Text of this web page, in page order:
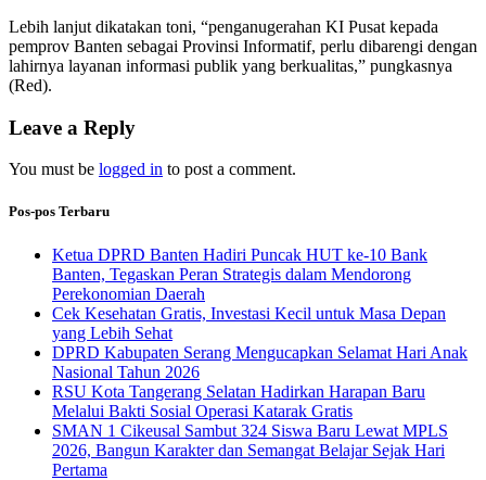
Lebih lanjut dikatakan toni, “penganugerahan KI Pusat kepada
pemprov Banten sebagai Provinsi Informatif, perlu dibarengi dengan
lahirnya layanan informasi publik yang berkualitas,” pungkasnya
(Red).
Leave a Reply
You must be logged in to post a comment.
Pos-pos Terbaru
Ketua DPRD Banten Hadiri Puncak HUT ke-10 Bank
Banten, Tegaskan Peran Strategis dalam Mendorong
Perekonomian Daerah
Cek Kesehatan Gratis, Investasi Kecil untuk Masa Depan
yang Lebih Sehat
DPRD Kabupaten Serang Mengucapkan Selamat Hari Anak
Nasional Tahun 2026
RSU Kota Tangerang Selatan Hadirkan Harapan Baru
Melalui Bakti Sosial Operasi Katarak Gratis
SMAN 1 Cikeusal Sambut 324 Siswa Baru Lewat MPLS
2026, Bangun Karakter dan Semangat Belajar Sejak Hari
Pertama